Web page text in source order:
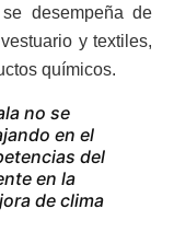
desempeña de
y textiles,
químicos.
no se
en el
del
en la
de clima